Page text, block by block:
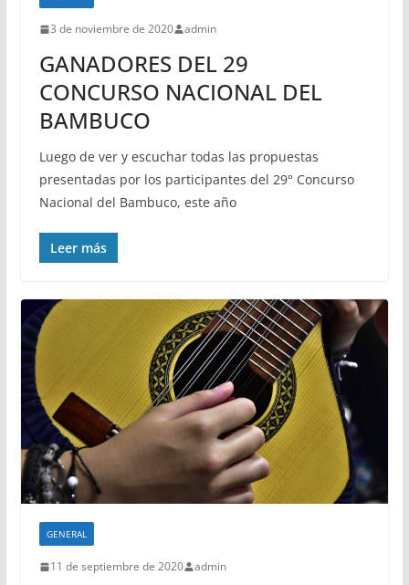
3 de noviembre de 2020 admin
GANADORES DEL 29
CONCURSO NACIONAL DEL
BAMBUCO
Luego de ver y escuchar todas las propuestas
presentadas por los participantes del 29° Concurso
Nacional del Bambuco, este año
Leer más
GENERAL
11 de septiembre de 2020 admin